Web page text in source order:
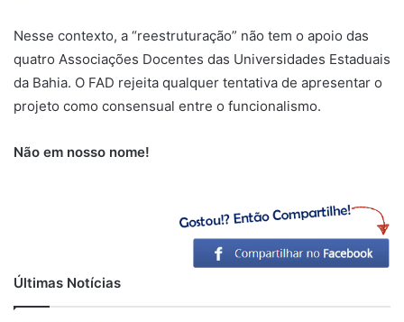
Nesse contexto, a “reestruturação” não tem o apoio das
quatro Associações Docentes das Universidades Estaduais
da Bahia. O FAD rejeita qualquer tentativa de apresentar o
projeto como consensual entre o funcionalismo.
Não em nosso nome!
Últimas Notícias